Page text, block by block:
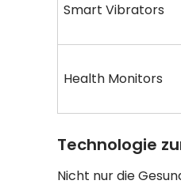
Smart Vibrators
Health Monitors
Technologie
Nicht nur die